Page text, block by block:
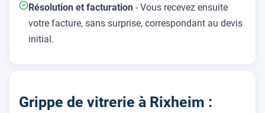
Résolution et facturation - Vous recevez ensuite
votre facture, sans surprise, correspondant au devis
initial.
Grippe de vitrerie à Rixheim :